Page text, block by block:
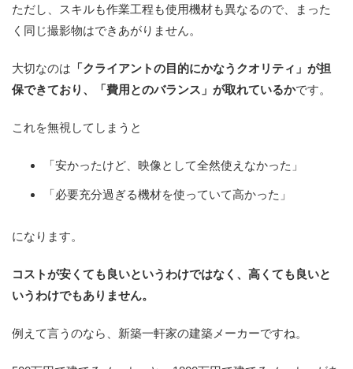
ただし、スキルも作業工程も使用機材も異なるので、まった
く同じ撮影物はできあがりません。
大切なのは 「クライアントの目的にかなうクオリティ」が担
保できており、「費用とのバランス」が取れているかです。
これを無視してしまうと
「安かったけど、映像として全然使えなかった」
「必要充分過ぎる機材を使っていて高かった」
になります。
コストが安くても良いというわけではなく、高くても良いと
いうわけでもありません。
例えて言うのなら、新築一軒家の建築メーカーですね。